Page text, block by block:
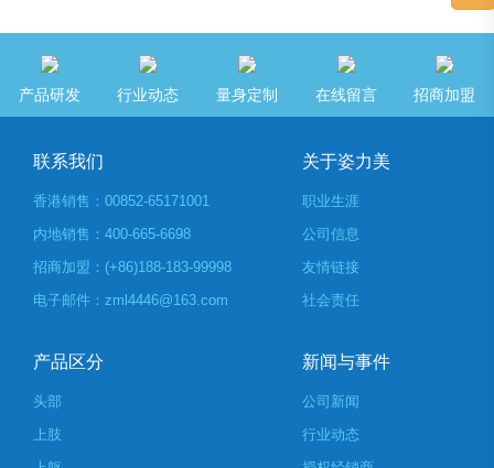
产品研发 行业动态 量身定制 在线留言 招商加盟
联系我们
香港销售：00852-65171001
内地销售：400-665-6698
招商加盟：(+86)188-183-99998
电子邮件：zml4446@163.com
关于姿力美
职业生涯
公司信息
友情链接
社会责任
产品区分
头部
上肢
新闻与事件
公司新闻
行业动态